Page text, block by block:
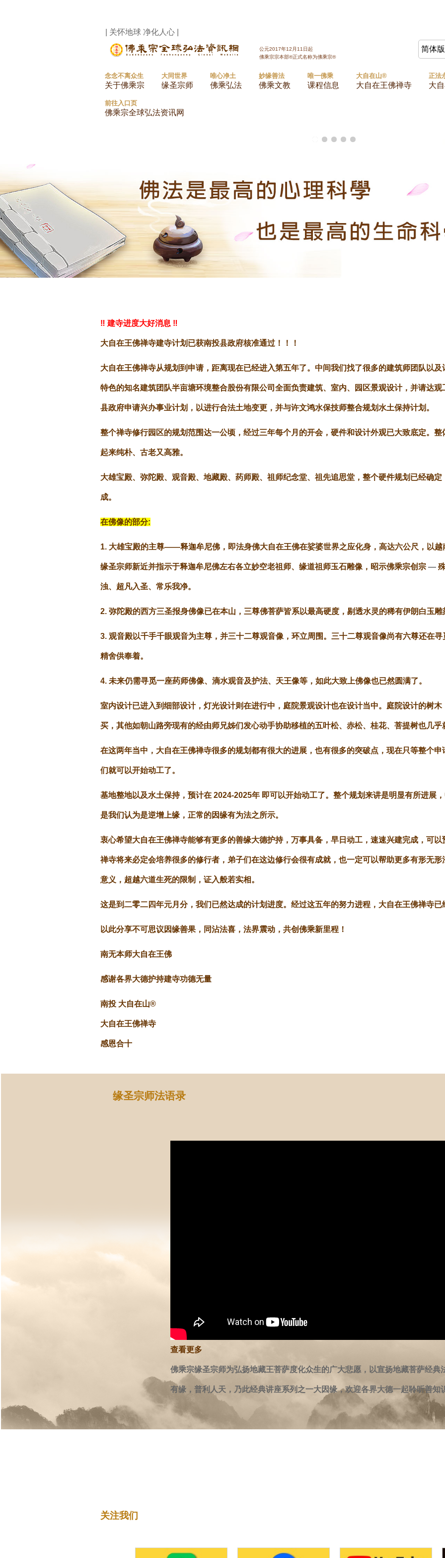
| 关怀地球 净化人心 |
公元2017年12月11日起
佛乘宗宗本部®正式名称为佛乘宗®
简体版
念念不离众生
关于佛乘宗
大同世界
缘圣宗师
唯心净土
佛乘弘法
妙缘善法
佛乘文教
唯一佛乘
课程信息
大自在山®
大自在王佛禅寺
正法
大
前往入口页
佛乘宗全球弘法资讯网
‼️ 建寺进度大好消息 ‼️
大自在王佛禅寺建寺计划已获南投县政府核准通过！！！
大自在王佛禅寺从规划到申请，距离现在已经进入第五年了。中间我们找了很多的建筑师团队以
特色的知名建筑团队半亩塘环境整合股份有限公司全面负责建筑、室内、园区景观设计，并请达
县政府申请兴办事业计划，以进行合法土地变更，并与许文鸿水保技师整合规划水土保持计划。
整个禅寺修行园区的规划范围达一公顷，经过三年每个月的开会，硬件和设计外观已大致底定。
起来纯朴、古老又高雅。
大雄宝殿、弥陀殿、观音殿、地藏殿、药师殿、祖师纪念堂、祖先追思堂，整个硬件规划已经确
成。
在佛像的部分:
1. 大雄宝殿的主尊——释迦牟尼佛，即法身佛大自在王佛在娑婆世界之应化身，高达六公尺，以越
缘圣宗师新近并指示于释迦牟尼佛左右各立妙空老祖师、缘道祖师玉石雕像，昭示佛乘宗创宗—
浊、超凡入圣、常乐我净。
2. 弥陀殿的西方三圣报身佛像已在本山，三尊佛菩萨皆系以最高硬度，剔透水灵的稀有伊朗白玉雕
3. 观音殿以千手千眼观音为主尊，并三十二尊观音像，环立周围。三十二尊观音像尚有六尊还在
精舍供奉着。
4. 未来仍需寻觅一座药师佛像、滴水观音及护法、天王像等，如此大致上佛像也已然圆满了。
室内设计已进入到细部设计，灯光设计则在进行中，庭院景观设计也在设计当中。庭院设计的树
买，其他如朝山路旁现有的经由师兄姊们发心动手协助移植的五叶松、赤松、桂花、菩提树也几乎
在这两年当中，大自在王佛禅寺很多的规划都有很大的进展，也有很多的突破点，现在只等整个
们就可以开始动工了。
基地整地以及水土保持，预计在 2024-2025年 即可以开始动工了。整个规划来讲是明显有所进展
是我们认为是逆增上缘，正常的因缘有为法之所示。
衷心希望大自在王佛禅寺能够有更多的善缘大德护持，万事具备，早日动工，速速兴建完成，可
禅寺将来必定会培养很多的修行者，弟子们在这边修行会很有成就，也一定可以帮助更多有形无
意义，超越六道生死的限制，证入般若实相。
这是到二零二四年元月分，我们已然达成的计划进度。经过这五年的努力进程，大自在王佛禅寺已
以此分享不可思议因缘善果，同沾法喜，法界震动，共创佛乘新里程！
南无本师大自在王佛
感谢各界大德护持建寺功德无量
南投 大自在山®
大自在王佛禅寺
感恩合十
缘圣宗师法语录
講
座】
地
藏
菩
查看更多about
佛乘宗缘圣宗师为弘扬地藏王菩萨度化众生的广大悲愿，以宣扬地藏菩萨经典
有缘，普利人天，乃此经典讲座系列之一大因缘，欢迎各界大德一起聆听善知
关注我们